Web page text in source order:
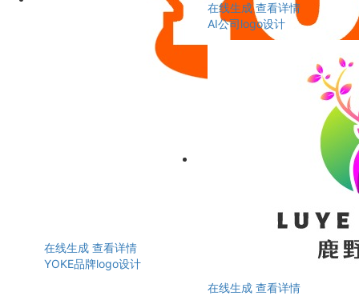
在线生成 查看详情
YOKE品牌logo设计
在线生成 查看详情
AI公司logo设计
在线生成 查看详情